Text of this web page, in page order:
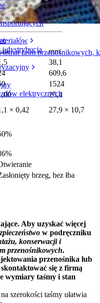
temat taśm przenośnikowych,
i dystrybucja
elektrycznych
mm
38,1
609,6
1524
25,4
× 0,42
27,9 × 10,7
brzeg, bez łba
Aby uzyskać więcej
w podręczniku
konserwacji i
przenośnikowych.
przenośnika lub
się z firmą
wymiary taśmy i stan
szerokości taśmy ułatwia